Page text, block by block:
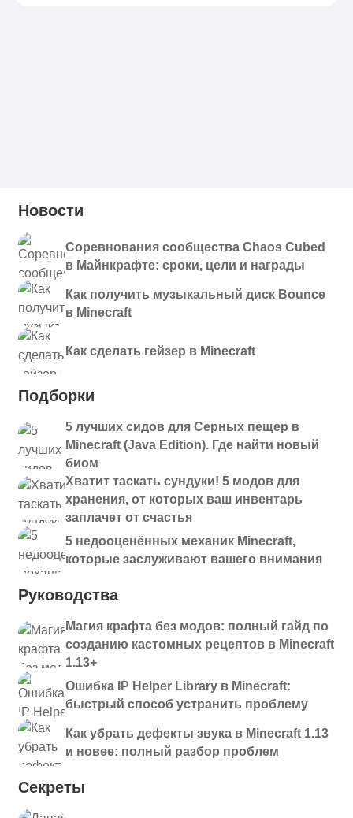
Новости
Соревнования сообщества Chaos Cubed
в Майнкрафте: сроки, цели и награды
Как получить музыкальный диск Bounce
в Minecraft
Как сделать гейзер в Minecraft
Подборки
5 лучших сидов для Серных пещер в
Minecraft (Java Edition). Где найти новый
биом
Хватит таскать сундуки! 5 модов для
хранения, от которых ваш инвентарь
заплачет от счастья
5 недооценённых механик Minecraft,
которые заслуживают вашего внимания
Руководства
Магия крафта без модов: полный гайд по
созданию кастомных рецептов в Minecraft
1.13+
Ошибка IP Helper Library в Minecraft:
быстрый способ устранить проблему
Как убрать дефекты звука в Minecraft 1.13
и новее: полный разбор проблем
Секреты